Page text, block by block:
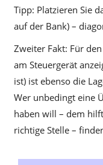
Tipp: Platzieren Sie
auf der Bank) –
Zweiter Fakt: Für
am Steuergerät
ist) ist ebenso die
Wer unbedingt eine
haben will – dem
richtige Stelle –